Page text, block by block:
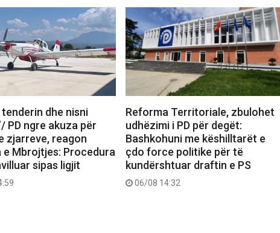
tenderin dhe nisni
PD ngre akuza për
zjarreve, reagon
e Mbrojtjes: Procedura
sipas ligjit
Reforma Territoriale, zbulohet
udhëzimi i PD për degët:
Bashkohuni me këshilltarët e
çdo force politike për të
kundërshtuar draftin e PS
06/08 14:32